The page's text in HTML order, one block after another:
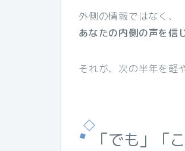
外側の情報ではなく、
あなたの内側の声を信
それが、次の半年を軽
「でも」「